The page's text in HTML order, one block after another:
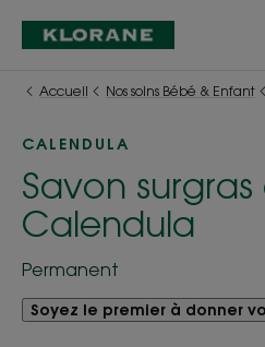
Accueil Nos soins Bébé & Enfant
CALENDULA
Savon
Calendula
Permanent
Soyez le premier à donner